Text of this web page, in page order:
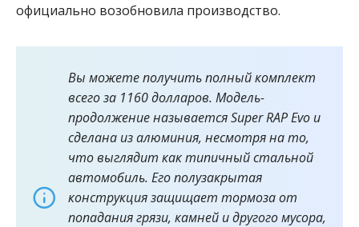
официально возобновила производство.
Вы можете получить полный комплект
всего за 1160 долларов. Модель-
продолжение называется Super RAP Evo и
сделана из алюминия, несмотря на то,
что выглядит как типичный стальной
автомобиль. Его полузакрытая
конструкция защищает тормоза от
попадания грязи, камней и другого мусора,